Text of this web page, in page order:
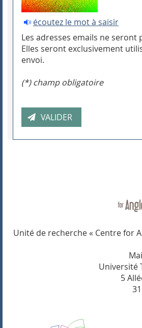
écoutez le mot à saisir
Les adresses emails ne seront
Elles seront exclusivement
envoi.
(*) champ obligatoire
Unité de recherche « Centre for
Université
5